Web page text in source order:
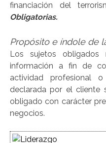
financiación del
Obligatorias.
Propósito e índole de
Los sujetos obligados
información a fin de
actividad profesional
declarada por el cliente
obligado con carácter
negocios.